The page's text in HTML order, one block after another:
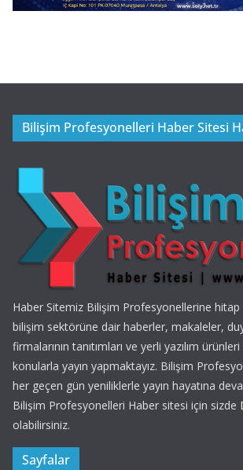
Bilişim Profesyonelleri Haber Sitesi
Haber Sitemiz Bilişim Profesyonellerine hitap
bilişim sektörüne dair haberler, makaleler,
firmalarının tanıtımları ve yerli yazılım ürünleri
konularla yayın yapmaktayız. Bilişim
her geçen gün yeniliklerle yayın hayatına
Bilişim Profesyonelleri Haber sitesi için sizde
olabilirsiniz.
Sayfalar